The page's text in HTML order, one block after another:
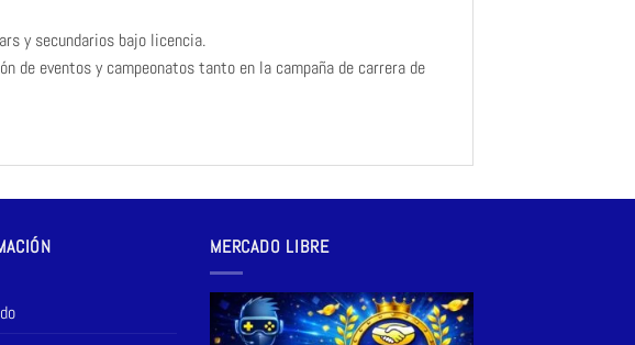
y secundarios bajo licencia.
de eventos y campeonatos tanto en la campaña de carrera de
MERCADO LIBRE